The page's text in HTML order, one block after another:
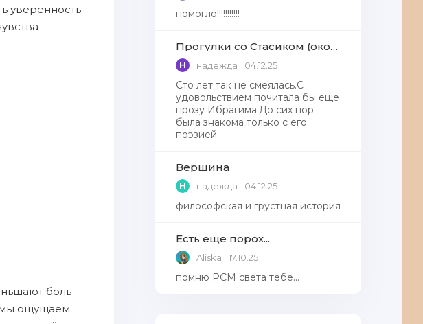
уверенность
боль
мы ощущаем
помогло!!!!!!!!!!!
Прогулки со Стасиком (окончание)
Н надежда 04.12.25
Сто лет так не смеялась.С
удовольствием почитала бы еще
прозу Ибрагима.До сих пор
была знакома только с его
поэзией.
Вершина
Н надежда 04.12.25
философская и грустная история
Есть еще порох...
Aliska 17.10.25
помню РСМ cвета тебе...